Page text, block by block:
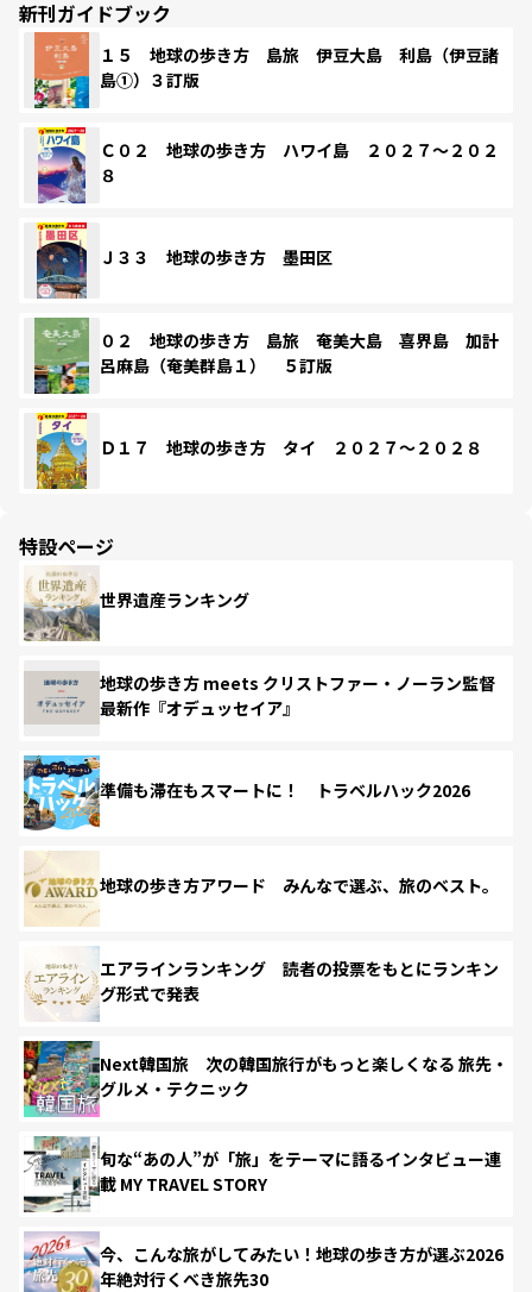
新刊ガイドブック
１５ 地球の歩き方 島旅 伊豆大島 利島（伊豆諸
島①）３訂版
Ｃ０２ 地球の歩き方 ハワイ島 ２０２７～２０２
８
Ｊ３３ 地球の歩き方 墨田区
０２ 地球の歩き方 島旅 奄美大島 喜界島 加計
呂麻島（奄美群島１） ５訂版
Ｄ１７ 地球の歩き方 タイ ２０２７～２０２８
特設ページ
世界遺産ランキング
地球の歩き方 meets クリストファー・ノーラン監督
最新作『オデュッセイア』
準備も滞在もスマートに！ トラベルハック2026
地球の歩き方アワード みんなで選ぶ、旅のベスト。
エアラインランキング 読者の投票をもとにランキン
グ形式で発表
Next韓国旅 次の韓国旅行がもっと楽しくなる 旅先・
グルメ・テクニック
旬な“あの人”が「旅」をテーマに語るインタビュー連
載 MY TRAVEL STORY
今、こんな旅がしてみたい！地球の歩き方が選ぶ2026
年絶対行くべき旅先30